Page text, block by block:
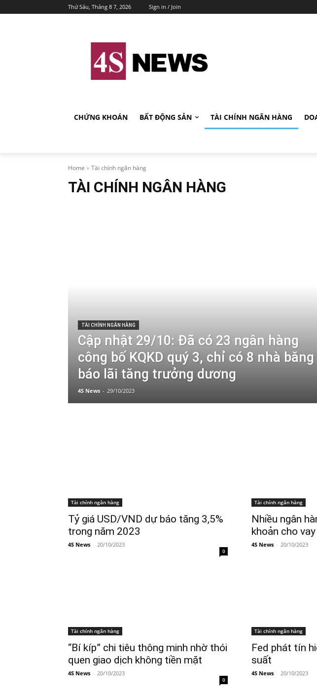
Thứ Sáu, Tháng 8 7, 2026 Sign in / Join
CHỨNG KHOÁN BẤT ĐỘNG SẢN TÀI CHÍNH NGÂN HÀNG
Home Tài chính ngân hàng
TÀI CHÍNH NGÂN HÀNG
TÀI CHÍNH NGÂN HÀNG
Cập nhật 29/10: Đã có 23 ngân hàng
công bố KQKD quý 3, chỉ có 8 nhà băng
báo lãi tăng trưởng dương
4S News - 29/10/2023
Tài chính ngân hàng
Tỷ giá USD/VND dự báo tăng 3,5%
trong năm 2023
4S News - 20/10/2023
0
Tài chính ngân hàng
Nhiều ngân
khoản cho
4S News - 20/10/2023
Tài chính ngân hàng
“Bí kíp” chi tiêu thông minh nhờ thói
quen giao dịch không tiền mặt
4S News - 20/10/2023
0
Tài chính ngân hàng
Fed phát tín
suất
4S News - 20/10/2023